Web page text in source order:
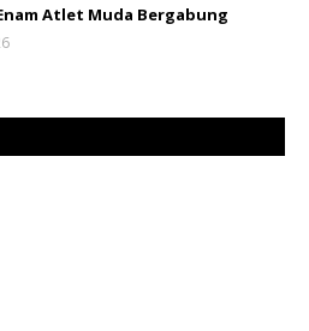
Atlet Muda Bergabung